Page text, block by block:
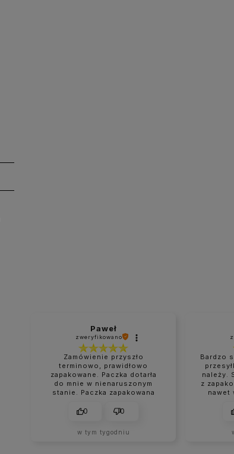
Paweł
zweryfikowano
Zamówienie przyszło
terminowo, prawidłowo
zapakowane. Paczka dotarła
do mnie w nienaruszonym
stanie. Paczka zapakowana
0 0
w tym tygodniu
Bardzo
należy.
z
nawet